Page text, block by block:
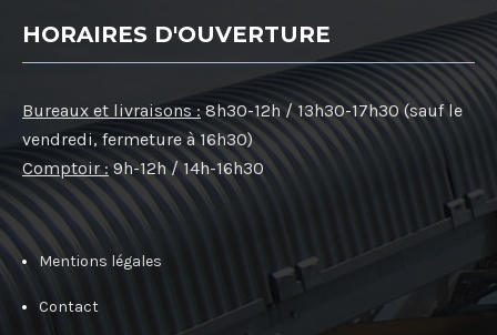
HORAIRES D'OUVERTURE
Bureaux et livraisons : 8h30-12h / 13h30-17h30 (sauf le
vendredi, fermeture à 16h30)
Comptoir : 9h-12h / 14h-16h30
Mentions légales
Contact